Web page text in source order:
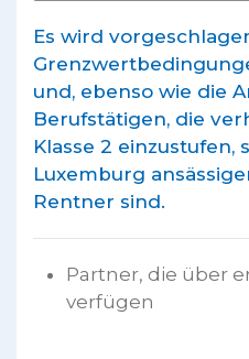
Es wird
und, ebenso wie die
Berufstätigen, die
Klasse 2 einzustufen,
Luxemburg
Rentner sind.
Partner, die über
verfügen